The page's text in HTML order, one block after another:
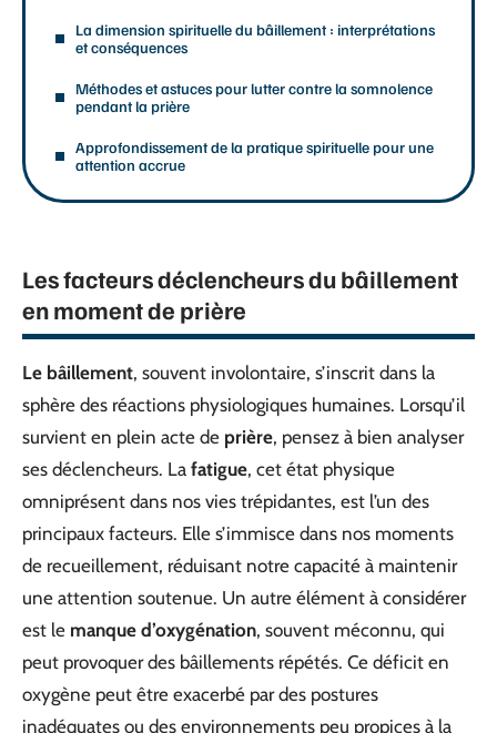
La dimension spirituelle du bâillement : interprétations
et conséquences
Méthodes et astuces pour lutter contre la somnolence
pendant la prière
Approfondissement de la pratique spirituelle pour une
attention accrue
Les facteurs déclencheurs du bâillement
en moment de prière
Le bâillement, souvent involontaire, s’inscrit dans la
sphère des réactions physiologiques humaines. Lorsqu’il
survient en plein acte de prière, pensez à bien analyser
ses déclencheurs. La fatigue, cet état physique
omniprésent dans nos vies trépidantes, est l’un des
principaux facteurs. Elle s’immisce dans nos moments
de recueillement, réduisant notre capacité à maintenir
une attention soutenue. Un autre élément à considérer
est le manque d’oxygénation, souvent méconnu, qui
peut provoquer des bâillements répétés. Ce déficit en
oxygène peut être exacerbé par des postures
inadéquates ou des environnements peu propices à la